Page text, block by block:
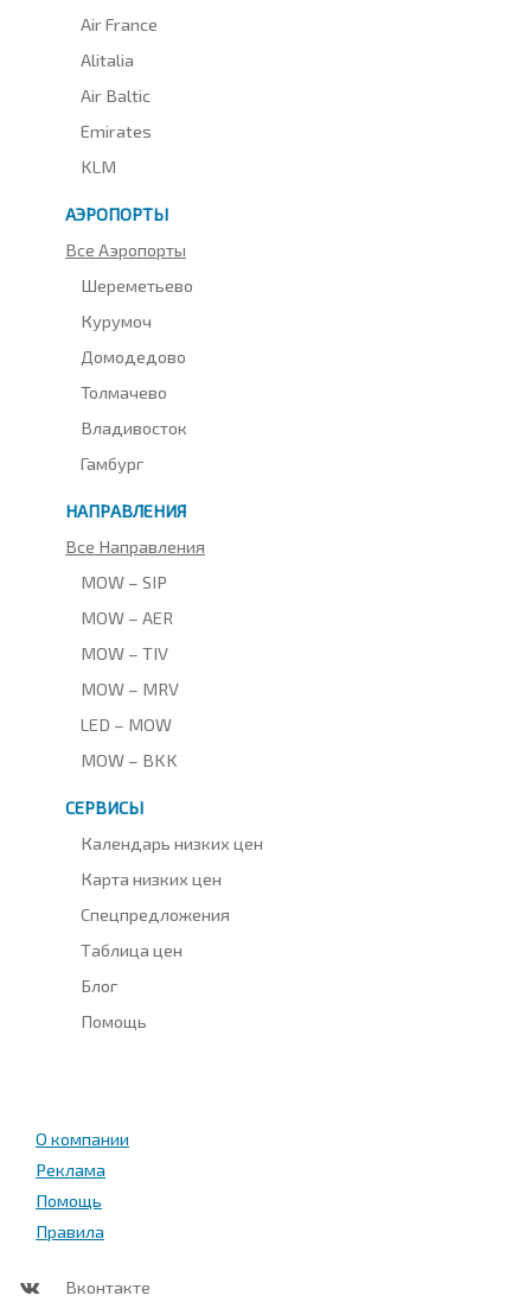
Air France
Alitalia
Air Baltic
Emirates
KLM
АЭРОПОРТЫ
Все Аэропорты
Шереметьево
Курумоч
Домодедово
Толмачево
Владивосток
Гамбург
НАПРАВЛЕНИЯ
Все Направления
MOW – SIP
MOW – AER
MOW – TIV
MOW – MRV
LED – MOW
MOW – BKK
СЕРВИСЫ
Календарь низких цен
Карта низких цен
Спецпредложения
Таблица цен
Блог
Помощь
О компании
Реклама
Помощь
Правила
Вконтакте